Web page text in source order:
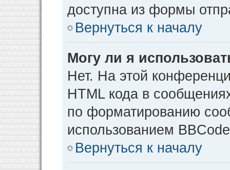
доступна из формы
Вернуться к началу
Могу ли я
Нет. На этой
HTML кода в
по форматированию
использованием
Вернуться к началу